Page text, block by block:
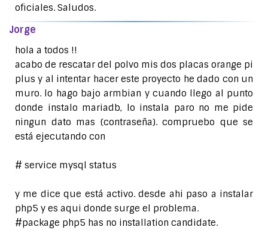
oficiales. Saludos.
Jorge
hola a todos !!
acabo de rescatar del polvo mis dos placas orange pi
plus y al intentar hacer este proyecto he dado con un
muro. lo hago bajo armbian y cuando llego al punto
donde instalo mariadb, lo instala paro no me pide
ningun dato mas (contraseña). compruebo que se
está ejecutando con
# service mysql status
y me dice que está activo. desde ahi paso a instalar
php5 y es aqui donde surge el problema.
#package php5 has no installation candidate.